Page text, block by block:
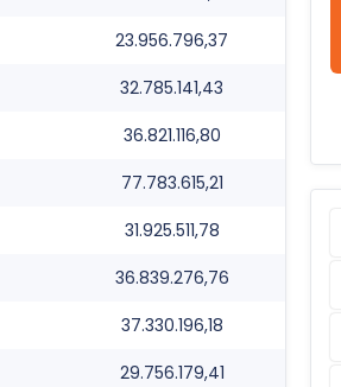
23.956.796,37
32.785.141,43
36.821.116,80
77.783.615,21
31.925.511,78
36.839.276,76
37.330.196,18
29.756.179,41